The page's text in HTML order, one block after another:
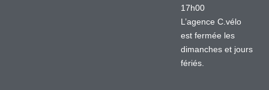
17h00
L’agence C.vélo
est fermée les
dimanches et jours
fériés.